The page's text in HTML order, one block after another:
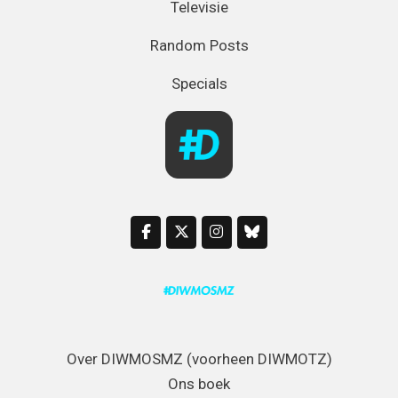
Televisie
Random Posts
Specials
Over DIWMOSMZ (voorheen DIWMOTZ)
Ons boek